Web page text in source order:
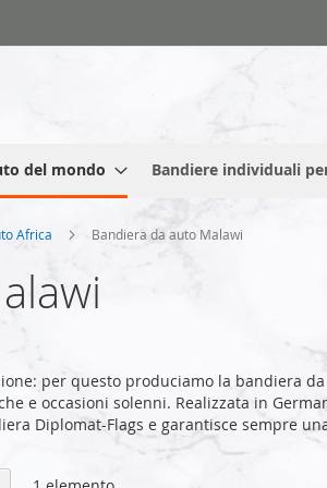
del mondo Bandiere individuali
Africa Bandiera da auto Malawi
per questo produciamo la bandiera
e occasioni solenni. Realizzata in
Diplomat-Flags e garantisce sempre